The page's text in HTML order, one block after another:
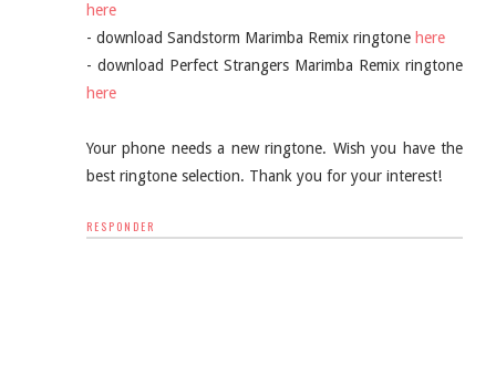
here
- download Sandstorm Marimba Remix ringtone here
- download Perfect Strangers Marimba Remix ringtone
here
Your phone needs a new ringtone. Wish you have the
best ringtone selection. Thank you for your interest!
RESPONDER